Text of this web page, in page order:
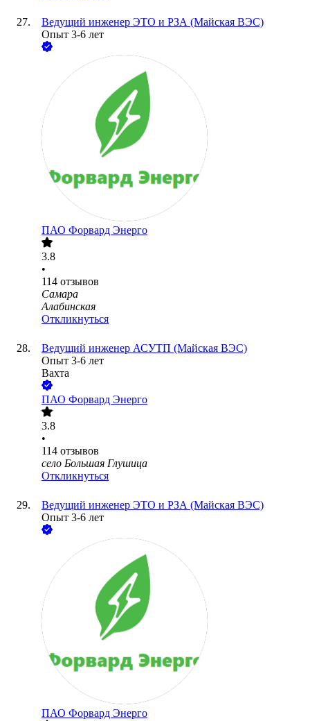
Ведущий инженер ЭТО и РЗА (Майская ВЭС)
Опыт 3-6 лет
ПАО Форвард Энерго
3.8
•
114 отзывов
Самара
Алабинская
Откликнуться
Ведущий инженер АСУТП (Майская ВЭС)
Опыт 3-6 лет
Вахта
ПАО Форвард Энерго
3.8
•
114 отзывов
село Большая Глушица
Откликнуться
Ведущий инженер ЭТО и РЗА (Майская ВЭС)
Опыт 3-6 лет
ПАО Форвард Энерго